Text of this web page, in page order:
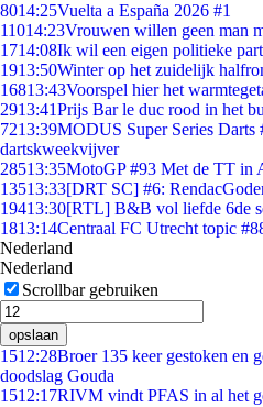
8014:25Vuelta a España 2026 #1
11014:23Vrouwen willen geen man
1714:08Ik wil een eigen politieke
1913:50Winter op het zuidelijk
16813:43Voorspel hier het
2913:41Prijs Bar le duc rood in het
7213:39MODUS Super Series Darts
dartskweekvijver
28513:35MotoGP #93 Met de TT in
13513:33[DRT SC] #6:
19413:30[RTL] B&B vol liefde 6de
1813:14Centraal FC Utrecht topic
Nederland
Nederland
Scrollbar gebruiken
opslaan
1512:28Broer 135 keer gestoken en
doodslag Gouda
1512:17RIVM vindt PFAS in al het